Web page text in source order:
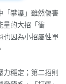
「攀瀑」雖然傷害
量的大招「衝
也因為小招屬性單
穩定；第二招則